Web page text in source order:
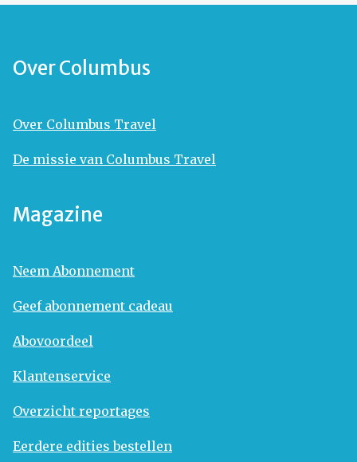
Over Columbus
Over Columbus Travel
De missie van Columbus Travel
Magazine
Neem Abonnement
Geef abonnement cadeau
Abovoordeel
Klantenservice
Overzicht reportages
Eerdere edities bestellen